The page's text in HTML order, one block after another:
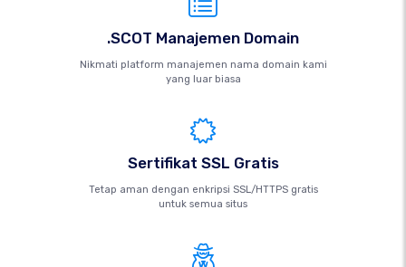
.SCOT Manajemen Domain
Nikmati platform manajemen nama domain kami
yang luar biasa
Sertifikat SSL Gratis
Tetap aman dengan enkripsi SSL/HTTPS gratis
untuk semua situs